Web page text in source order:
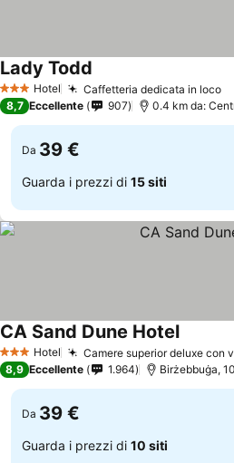
3 StelleHotel Caffetteria dedicata in loco
Lady Todd
8,7 Eccellente 907 0.4 km da:
Da 39 €
Guarda i prezzi di 15 siti
3 StelleHotel Camere superior deluxe con
CA Sand Dune Hotel
8,9 Eccellente 1.964 Birżebbuġa,
Da 39 €
Guarda i prezzi di 10 siti